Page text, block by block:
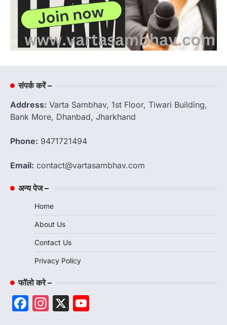
संपर्क करें –
Address: Varta Sambhav, 1st Floor, Tiwari Building,
Bank More, Dhanbad, Jharkhand
Phone: 9471721494
Email: contact@vartasambhav.com
अन्य पेज –
Home
About Us
Contact Us
Privacy Policy
फॉलो करे –
Facebook
Instagram
X